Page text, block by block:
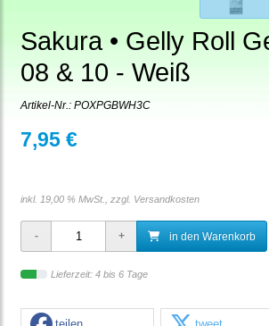
Sakura • Gelly Roll
08 & 10 - Weiß
Artikel-Nr.: POXPGBWH3C
7,95 €
inkl. 19,00 % MwSt., zzgl. Versandkosten
in den Warenkorb
Lieferzeit: 4 bis 6 Tage